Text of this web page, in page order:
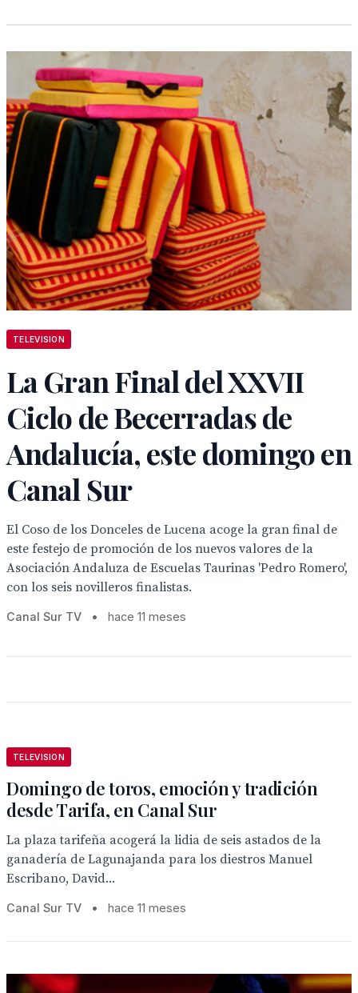
TELEVISION
La Gran Final del XXVII
Ciclo de Becerradas de
Andalucía, este domingo en
Canal Sur
El Coso de los Donceles de Lucena acoge la gran final de
este festejo de promoción de los nuevos valores de la
Asociación Andaluza de Escuelas Taurinas 'Pedro Romero',
con los seis novilleros finalistas.
Canal Sur TV • hace 11 meses
TELEVISION
Domingo de toros, emoción y tradición
desde Tarifa, en Canal Sur
La plaza tarifeña acogerá la lidia de seis astados de la
ganadería de Lagunajanda para los diestros Manuel
Escribano, David...
Canal Sur TV • hace 11 meses